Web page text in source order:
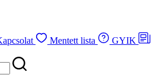
Mentett lista
GYIK